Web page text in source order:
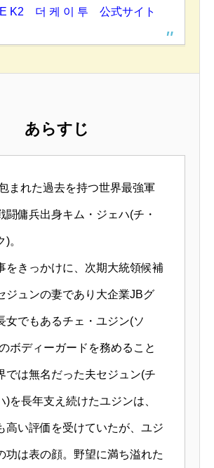
K2 더 케 이 투 公式サイト
あらすじ
まれた過去を持つ世界最強軍
闘傭兵出身キム・ジェハ(チ・
。
をきっかけに、次期大統領候補
ジュンの妻であり大企業JBグ
女でもあるチェ・ユジン(ソ
ボディーガードを務めること
では無名だった夫セジュン(チ
)を長年支え続けたユジンは、
高い評価を受けていたが、ユジ
功は表の顔。野望に満ち溢れた